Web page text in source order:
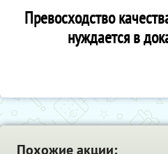
Превосходство
нуждается в
Похожие акции: